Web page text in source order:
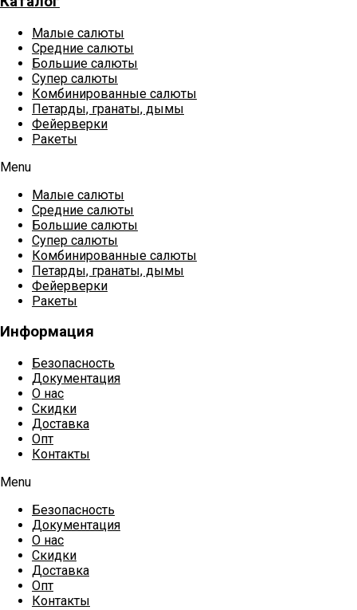
Малые салюты
Средние салюты
Большие салюты
Супер салюты
Комбинированные салюты
Петарды, гранаты, дымы
Фейерверки
Ракеты
Menu
Малые салюты
Средние салюты
Большие салюты
Супер салюты
Комбинированные салюты
Петарды, гранаты, дымы
Фейерверки
Ракеты
Информация
Безопасность
Документация
О нас
Скидки
Доставка
Опт
Контакты
Menu
Безопасность
Документация
О нас
Скидки
Доставка
Опт
Контакты